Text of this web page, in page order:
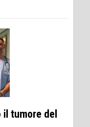
tumore del